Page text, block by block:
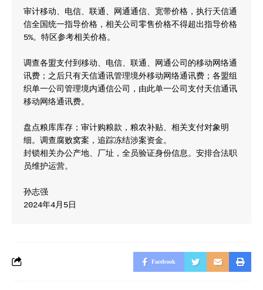
审计移动、电信、联通、网通通信、宽带价格，执行天信通
信全国统一指导价格，相关公司零售价格不得超出指导价格
5%。特区参考相关价格。
调查各盟支付到移动、电信、联通、网通公司的移动网络通
讯费；之后只有天信通讯管理境外移动网络通讯费；各盟组
织单一公司管理境内通信公司，由此单一公司支付天信通讯
移动网络通讯费。
盘点粮库库存；审计购粮款，粮农补贴、相关支付对象明
细。调查腐败窝案，追踪冻结涉案资金。
封锁相关办公产地、厂址，全员验证身份信息。安排合法职
员维护运营。
孙志强
2024年4月5日
Facebook